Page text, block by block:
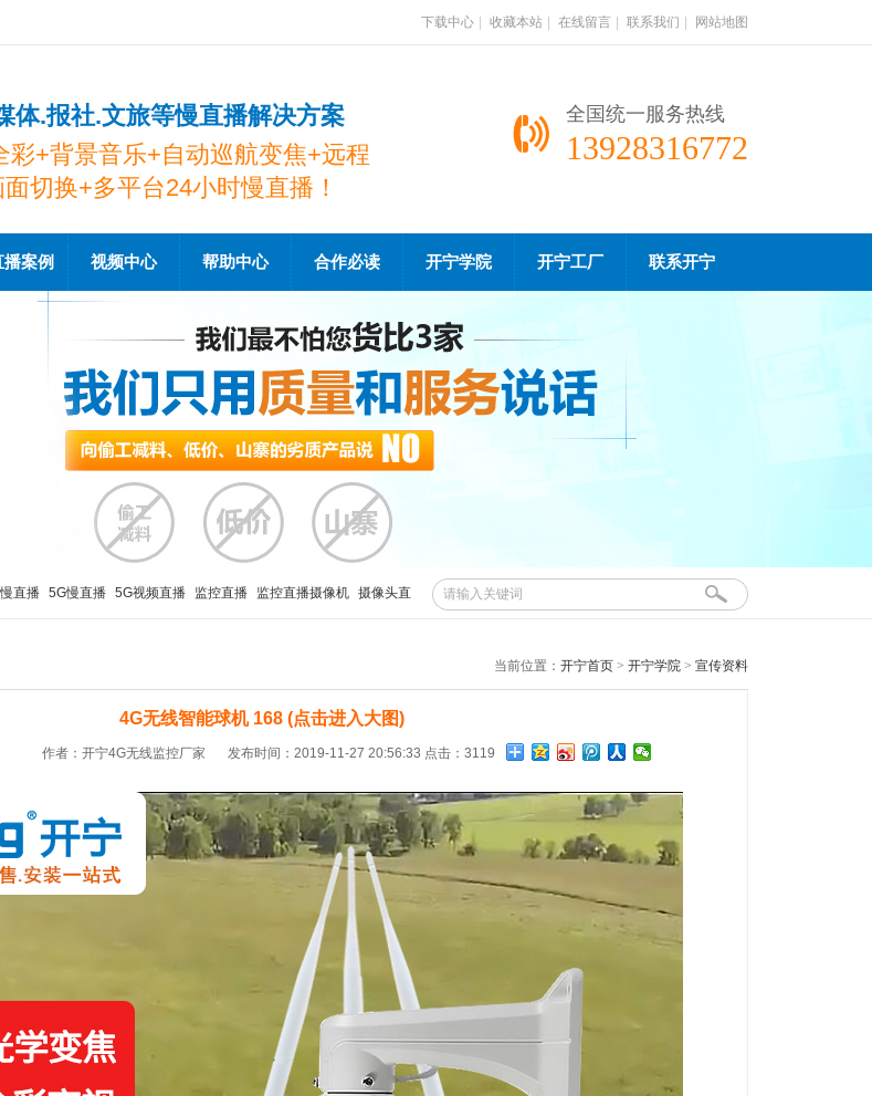
下载中心 收藏本站 在线留言 联系我们 网站地图
体.报社.文旅等慢直播解决方案
彩+背景音乐+自动巡航变焦+远程
切换+多平台24小时慢直播！
全国统一服务热线
13928316772
案例 视频中心 帮助中心 合作必读 开宁学院 开宁工厂 联系开宁
直播 5G慢直播 5G视频直播 监控直播 监控直播摄像机 摄像头直
当前位置： 开宁首页 > 开宁学院 > 宣传资料
4G无线智能球机 168 (点击进入大图)
作者：开宁4G无线监控厂家 发布时间：2019-11-27 20:56:33 点击：3119